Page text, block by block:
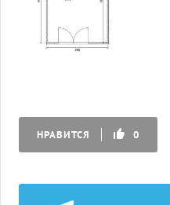
НРАВИТСЯ 0